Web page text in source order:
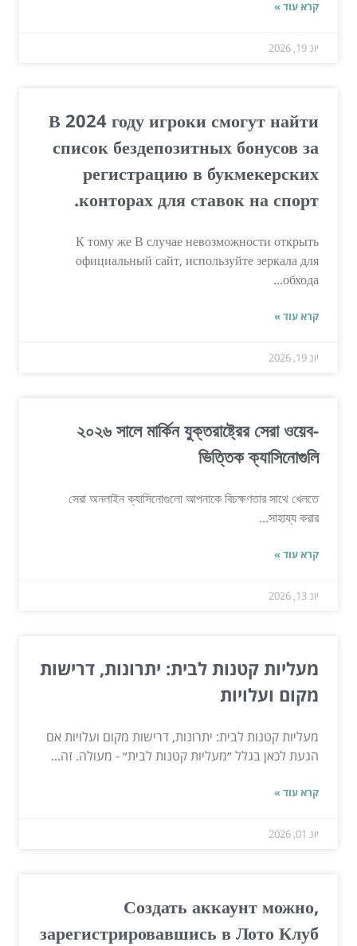
קרא עוד »
יונ 19, 2026
В 2024 году игроки смогут найти
список бездепозитных бонусов за
регистрацию в букмекерских
конторах для ставок на спорт.
К тому же В случае невозможности открыть
официальный сайт, используйте зеркала для
обхода...
קרא עוד »
יונ 19, 2026
২০২৬ সালে মার্কিন যুক্তরাষ্ট্রের সেরা ওয়েব-
ভিত্তিক ক্যাসিনোগুলি
সেরা অনলাইন ক্যাসিনোগুলো আপনাকে বিচক্ষণতার সাথে খেলতে
সাহায্য করার...
קרא עוד »
יונ 13, 2026
מעליות קטנות לבית: יתרונות, דרישות
מקום ועלויות
מעליות קטנות לבית: יתרונות, דרישות מקום ועלויות אם
הגעת לכאן בגלל ״מעליות קטנות לבית״ - מעולה. זה...
קרא עוד »
יונ 01, 2026
Создать аккаунт можно,
зарегистрировавшись в Лото Клуб